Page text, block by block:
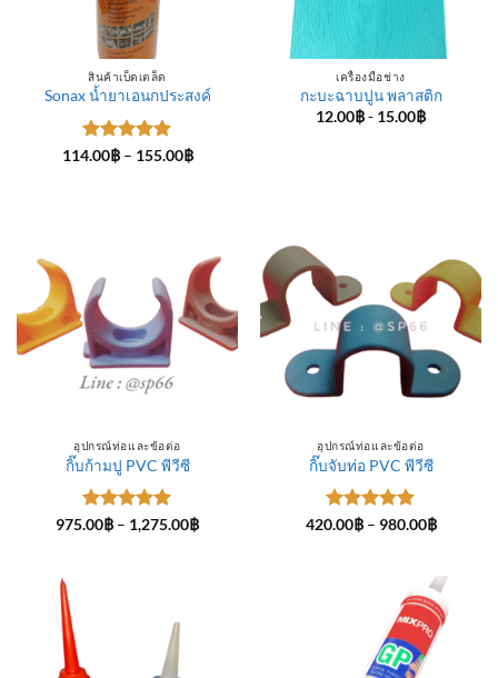
สินค้าเบ็ดเตล็ด
Sonax น้ำยาเอนกประสงค์
ให้คะแนน
114.00฿ – 155.00฿Price
เครื่องมือช่าง
กะบะฉาบปูน พลาสติก
12.00฿- 15.00฿
อุปกรณ์ท่อและข้อต่อ
กิ๊บก้ามปู PVC พีวีซี
ให้คะแนน
975.00฿ – 1,275.00฿Price
อุปกรณ์ท่อและข้อต่อ
กิ๊บจับท่อ PVC พีวีซี
ให้คะแนน
420.00฿ – 980.00฿Price
980.00฿